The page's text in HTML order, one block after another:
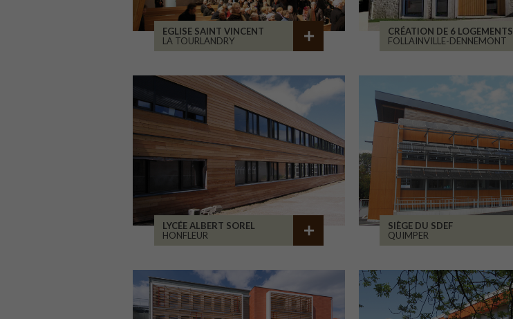
EGLISE SAINT VINCENT
LA TOURLANDRY
CRÉATION DE 6 LOGEMENTS
FOLLAINVILLE-DENNEMONT
LYCÉE ALBERT SOREL
HONFLEUR
SIÈGE DU SDEF
QUIMPER